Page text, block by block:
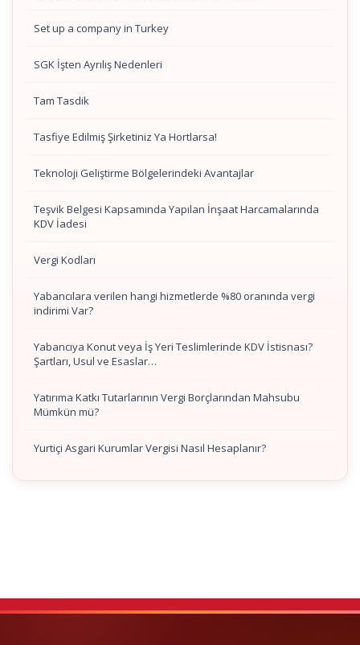
Set up a company in Turkey
SGK İşten Ayrılış Nedenleri
Tam Tasdik
Tasfiye Edilmiş Şirketiniz Ya Hortlarsa!
Teknoloji Geliştirme Bölgelerindeki Avantajlar
Teşvik Belgesi Kapsamında Yapılan İnşaat Harcamalarında
KDV İadesi
Vergi Kodları
Yabancılara verilen hangi hizmetlerde %80 oranında vergi
indirimi Var?
Yabancıya Konut veya İş Yeri Teslimlerinde KDV İstisnası?
Şartları, Usul ve Esaslar…
Yatırıma Katkı Tutarlarının Vergi Borçlarından Mahsubu
Mümkün mü?
Yurtiçi Asgari Kurumlar Vergisi Nasıl Hesaplanır?